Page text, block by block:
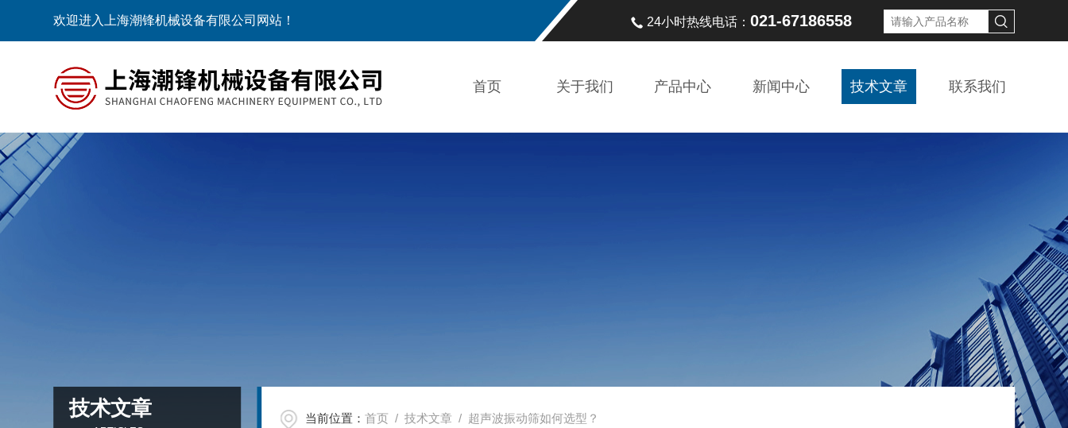
欢迎进入上海潮锋机械设备有限公司网站！ 24小时热线电话： 021-67186558
首页 关于我们 产品中心 新闻中心 技术文章 联系我们
技术文章 当前位置：首页 /技术文章 / 超声波振动筛如何选型？